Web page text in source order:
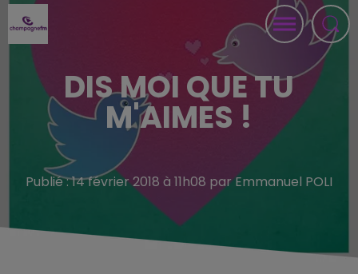
DIS MOI QUE TU
M'AIMES !
Publié : 14 février 2018 à 11h08 par Emmanuel POLI